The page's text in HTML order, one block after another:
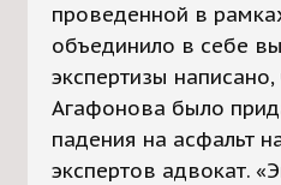
проведенной в
объединило в себе
экспертизы
Агафонова было
падения на асфальт
экспертов адвокат.